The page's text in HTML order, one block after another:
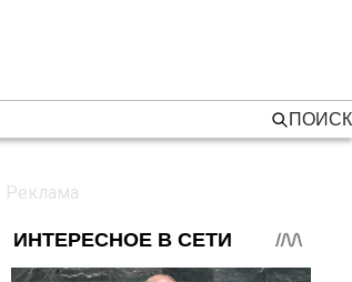
ПОИСК